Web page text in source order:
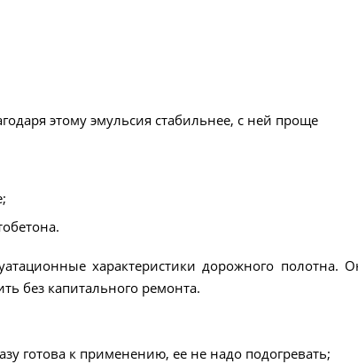
этому эмульсия стабильнее, с ней проще
характеристики дорожного полотна.
без капитального ремонта.
готова к применению, ее не надо подогревать;